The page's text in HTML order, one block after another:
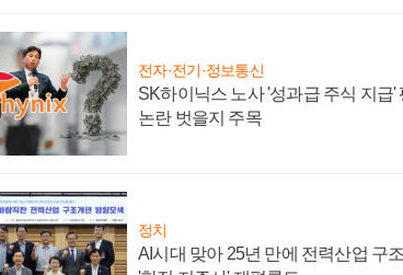
전자·전기·정보통신
SK하이닉스 노사 '성과급 주식 지급'
논란 벗을지 주목
정치
AI시대 맞아 25년 만에 전력산업 구